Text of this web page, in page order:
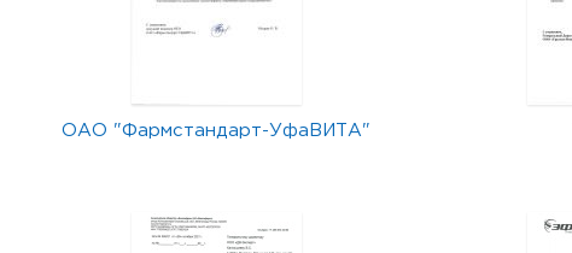
ОАО "Фармстандарт-УфаВИТА"